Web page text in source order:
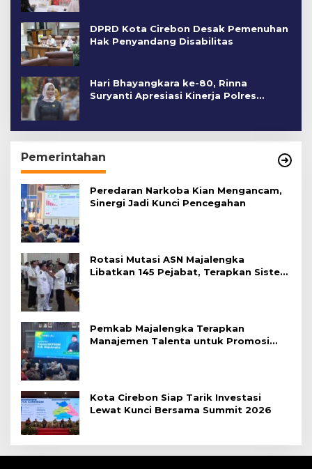
DPRD Kota Cirebon Desak Pemenuhan
Hak Penyandang Disabilitas
Hari Bhayangkara ke-80, Rinna
Suryanti Apresiasi Kinerja Polres
Pemerintahan
Peredaran Narkoba Kian Mengancam,
Sinergi Jadi Kunci Pencegahan
Rotasi Mutasi ASN Majalengka
Libatkan 145 Pejabat, Terapkan Sistem
Pemkab Majalengka Terapkan
Manajemen Talenta untuk Promosi
Kota Cirebon Siap Tarik Investasi
Lewat Kunci Bersama Summit 2026